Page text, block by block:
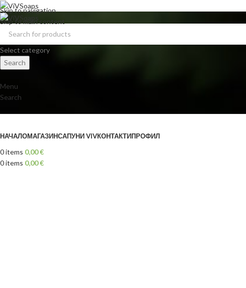
Skip to navigation
Skip to main content
Select category
Search
Menu
Search
НАЧАЛОМАГАЗИНСАПУНИ VIVКОНТАКТИПРОФИЛ
0items 0,00€
0items 0,00€